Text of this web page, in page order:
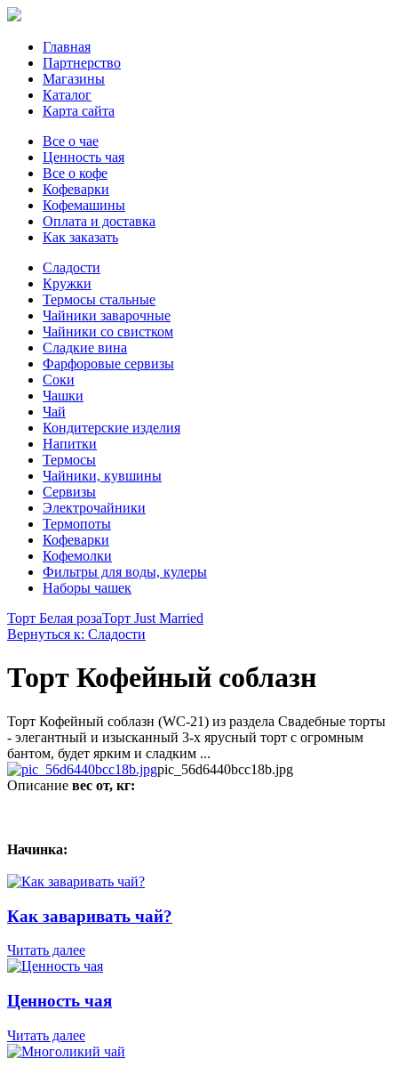
Главная
Партнерство
Магазины
Каталог
Карта сайта
Все о чае
Ценность чая
Все о кофе
Кофеварки
Кофемашины
Оплата и доставка
Как заказать
Сладости
Кружки
Термосы стальные
Чайники заварочные
Чайники со свистком
Сладкие вина
Фарфоровые сервизы
Соки
Чашки
Чай
Кондитерские изделия
Напитки
Термосы
Чайники, кувшины
Сервизы
Электрочайники
Термопоты
Кофеварки
Кофемолки
Фильтры для воды, кулеры
Наборы чашек
Торт Белая розаТорт Just Married
Вернуться к: Сладости
Торт Кофейный соблазн
Торт Кофейный соблазн (WC-21) из раздела Свадебные торты
- элегантный и изысканный 3-х ярусный торт с огромным
бантом, будет ярким и сладким ...
pic_56d6440bcc18b.jpg
Описание вес от, кг:
Начинка:
Как заваривать чай?
Читать далее
Ценность чая
Читать далее